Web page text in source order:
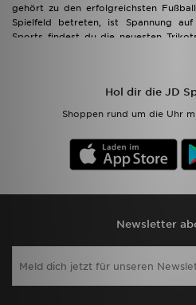
gehört zu den erfolgreichsten
Spielfeld betreten, ist Spannung
Sports findest du die neuesten
Hol dir die JD
Shoppen rund um die Uhr
Newsletter
Trending Styles